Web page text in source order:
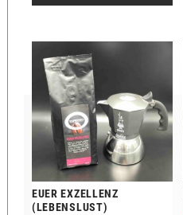
EUER EXZELLENZ
(LEBENSLUST)